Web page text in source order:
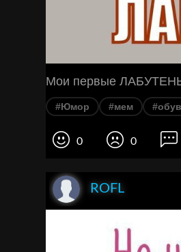
Мои первые
#Юмор #мем
0 0
ROFL